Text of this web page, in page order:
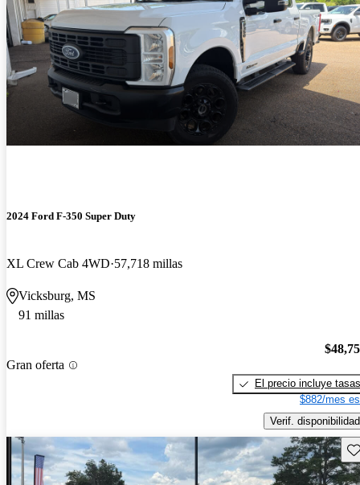
2024 Ford F-350 Super Duty
XL Crew Cab 4WD 57,718 millas
Vicksburg, MS
91 millas
Gran oferta
El precio incluye tasas
$882/mes
Verif. disponibilidad